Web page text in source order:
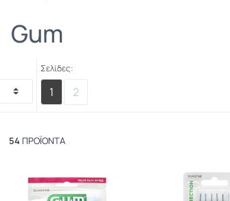
Gum
Σελίδες:
1 2
54 ΠΡΟΪΌΝΤΑ